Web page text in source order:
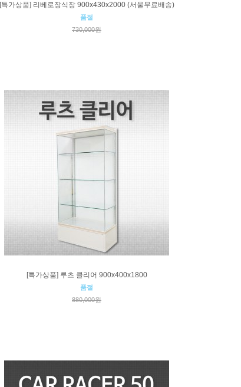
[특가상품] 리베로장식장 900x430x2000 (서울무료배송)
품절
730,000원
[특가상품] 루츠 클리어 900x400x1800
품절
880,000원